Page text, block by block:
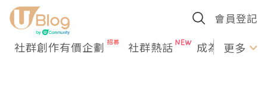
會員登記
社群創作有價企劃 社群熱話 成為U更多